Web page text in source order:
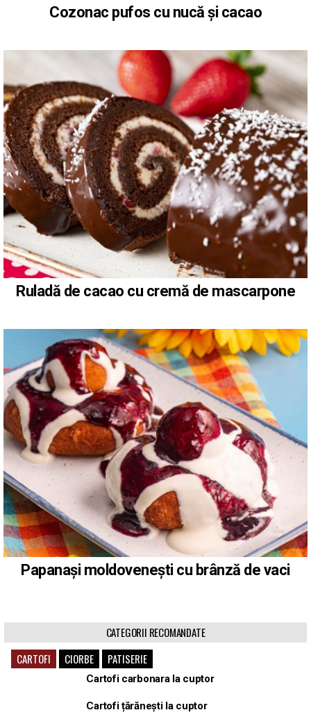
Cozonac pufos cu nucă și cacao
Ruladă de cacao cu cremă de mascarpone
Papanași moldovenești cu brânză de vaci
CATEGORII RECOMANDATE
CARTOFI
CIORBE PATISERIE
Cartofi carbonara la cuptor
Cartofi țărănești la cuptor